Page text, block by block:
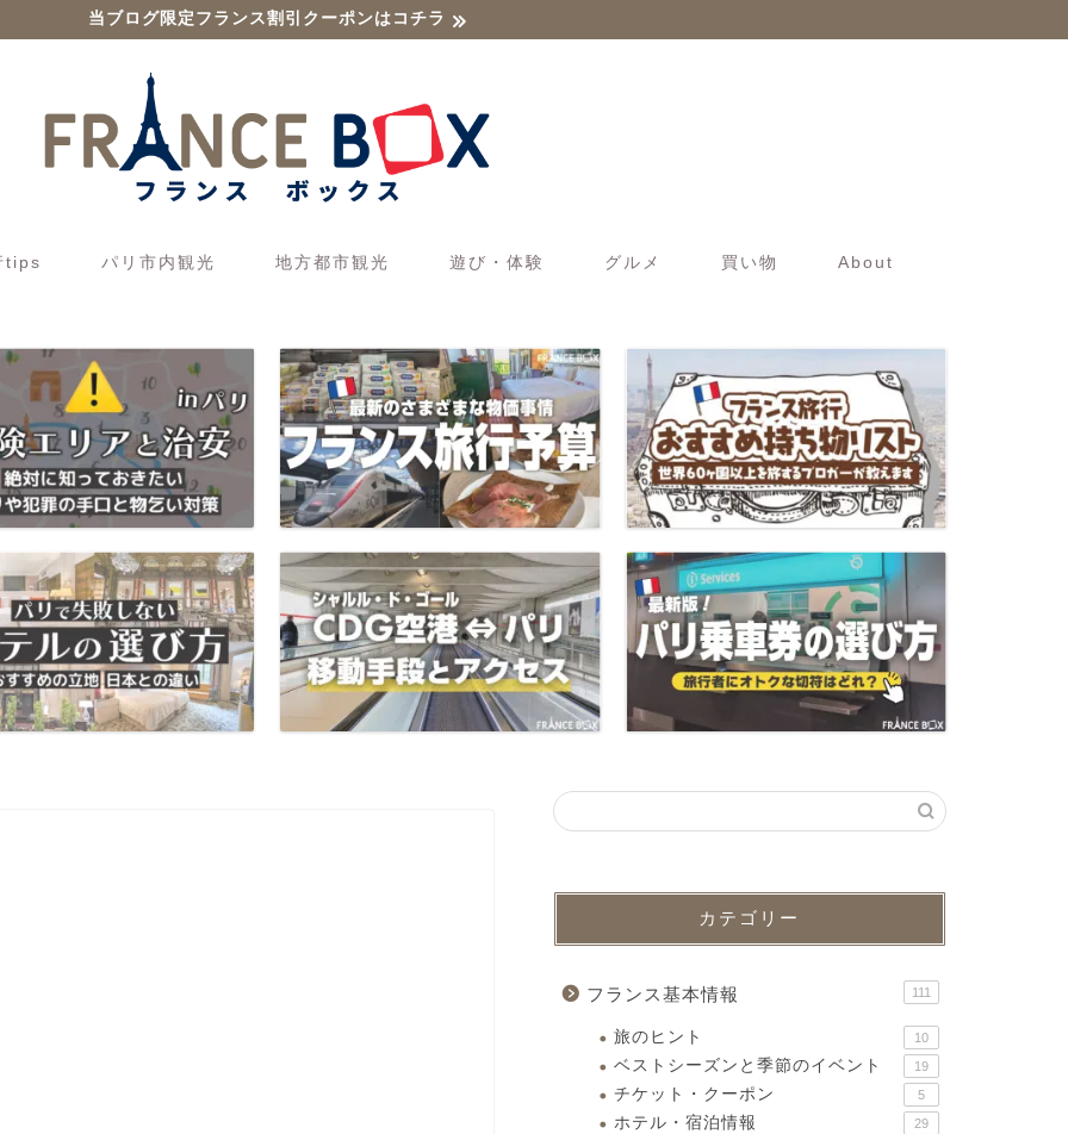
当ブログ限定フランス割引クーポンはコチラ
tips パリ市内観光 地方都市観光 遊び・体験 グルメ 買い物 About
カテゴリー
フランス基本情報 111
旅のヒント 10
ベストシーズンと季節のイベント 19
チケット・クーポン 5
ホテル・宿泊情報 29